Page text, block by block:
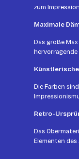
zum
Maximale
Das große
Die Farben
Retro-
Das
Elementen des